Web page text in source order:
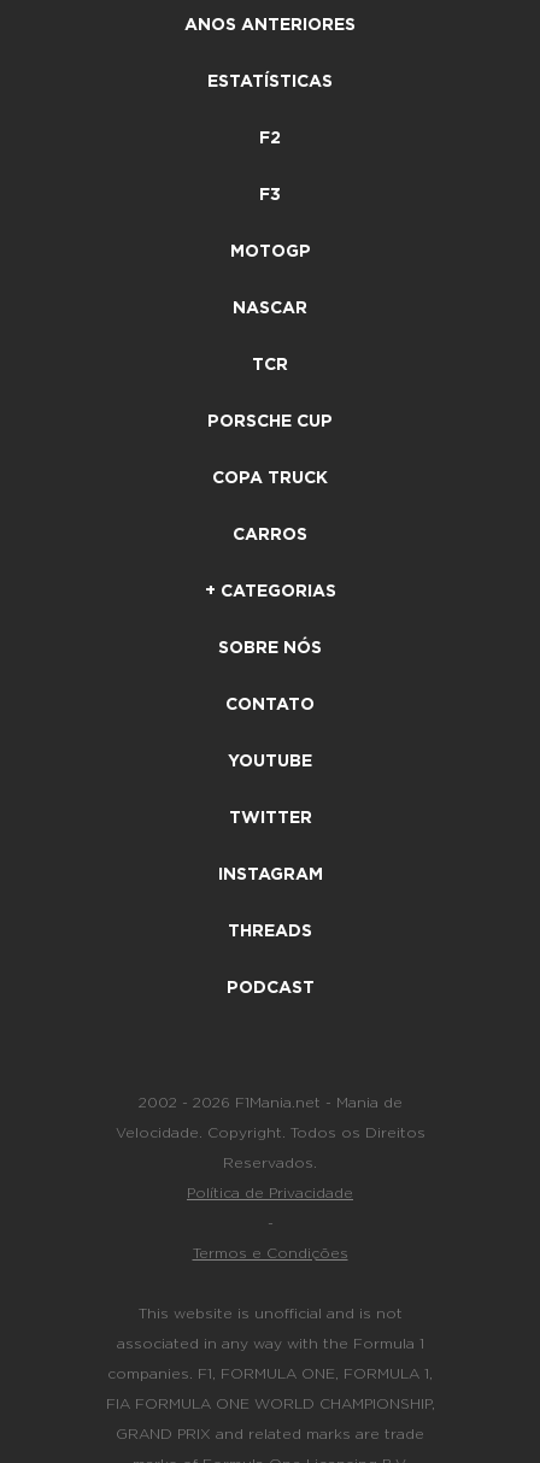
ANOS ANTERIORES
ESTATÍSTICAS
F2
F3
MOTOGP
NASCAR
TCR
PORSCHE CUP
COPA TRUCK
CARROS
+ CATEGORIAS
SOBRE NÓS
CONTATO
YOUTUBE
TWITTER
INSTAGRAM
THREADS
PODCAST
2002 - 2026 F1Mania.net - Mania de
Velocidade. Copyright. Todos os Direitos
Reservados.
Política de Privacidade
-
Termos e Condições
This website is unofficial and is not
associated in any way with the Formula 1
companies. F1, FORMULA ONE, FORMULA 1,
FIA FORMULA ONE WORLD CHAMPIONSHIP,
GRAND PRIX and related marks are trade